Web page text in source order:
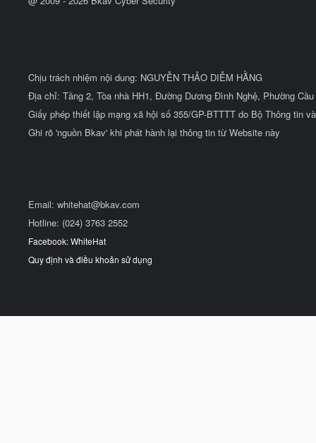
Chịu trách nhiệm nội dung: NGUYỄN THẢO DIỄM HẰNG
Địa chỉ: Tầng 2, Tòa nhà HH1, Đường Dương Đình Nghệ, Phường
Giấy phép thiết lập mạng xã hội số 355/GP-BTTTT do Bộ Thông tin
Ghi rõ 'nguồn Bkav' khi phát hành lại thông tin từ Website này
Email: whitehat@bkav.com
Hotline: (024) 3763 2552
Facebook: WhiteHat
Quy định và điều khoản sử dụng